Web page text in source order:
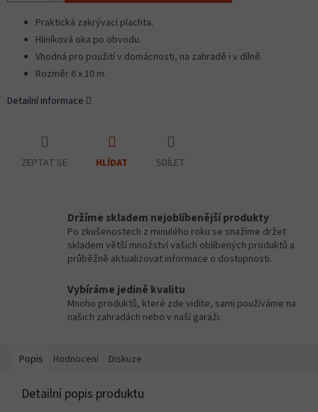
Praktická zakrývací plachta.
Hliníková oka po obvodu.
Vhodná pro použití v domácnosti, na zahradě i v dílně.
Rozměr 6 x 10 m.
Detailní informace
ZEPTAT SE HLÍDAT SDÍLET
Držíme skladem nejoblíbenější produkty
Po zkušenostech z minulého roku se snažíme držet
skladem větší množství vašich oblíbených produktů a
průběžně aktualizovat informace o dostupnosti.
Vybíráme jedině kvalitu
Mnoho produktů, které zde vidíte, sami používáme na
našich zahradách nebo v naší garáži.
Popis Hodnocení Diskuze
Detailní popis produktu